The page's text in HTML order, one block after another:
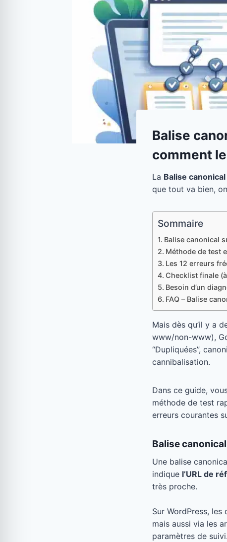
Balise
comment
La Balise
que tout va bien,
Sommaire
Balise canonical
Méthode de test
Les 12 erreurs
Checklist finale
Besoin d’un
FAQ – Balise
Mais dès qu’il y a
www/non-www),
“Dupliquées”,
cannibalisation.
Dans ce guide,
méthode de test
erreurs courantes
Balise
Une balise
indique l’URL de
très proche.
Sur WordPress,
mais aussi via les
paramètres de suivi.